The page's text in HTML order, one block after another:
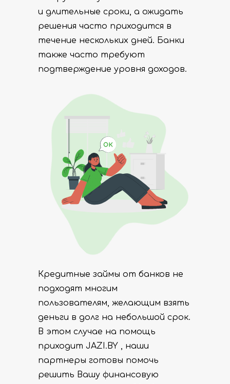
и длительные сроки, а ожидать
решения часто приходится в
течение нескольких дней. Банки
также часто требуют
подтверждение уровня доходов.
Кредитные займы от банков не
подходят многим
пользователям, желающим взять
деньги в долг на небольшой срок.
В этом случае на помощь
приходит JAZI.BY , наши
партнеры готовы помочь
решить Вашу финансовую